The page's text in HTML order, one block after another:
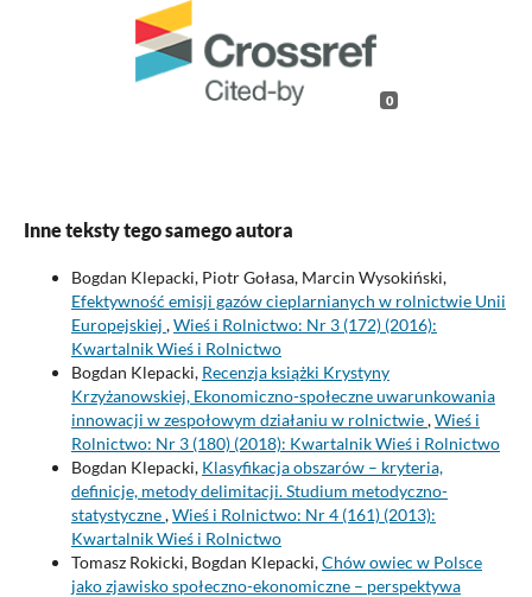
0
Inne teksty tego samego autora
Bogdan Klepacki, Piotr Gołasa, Marcin Wysokiński,
Efektywność emisji gazów cieplarnianych w rolnictwie Unii
Europejskiej ,Wieś i Rolnictwo: Nr 3 (172) (2016):
Kwartalnik Wieś i Rolnictwo
Bogdan Klepacki, Recenzja książki Krystyny
Krzyżanowskiej, Ekonomiczno-społeczne uwarunkowania
innowacji w zespołowym działaniu w rolnictwie,Wieś i
Rolnictwo: Nr 3 (180) (2018): Kwartalnik Wieś i Rolnictwo
Bogdan Klepacki, Klasyfikacja obszarów – kryteria,
definicje, metody delimitacji. Studium metodyczno-
statystyczne,Wieś i Rolnictwo: Nr 4 (161) (2013):
Kwartalnik Wieś i Rolnictwo
Tomasz Rokicki, Bogdan Klepacki,Chów owiec w Polsce
jako zjawisko społeczno-ekonomiczne – perspektywa